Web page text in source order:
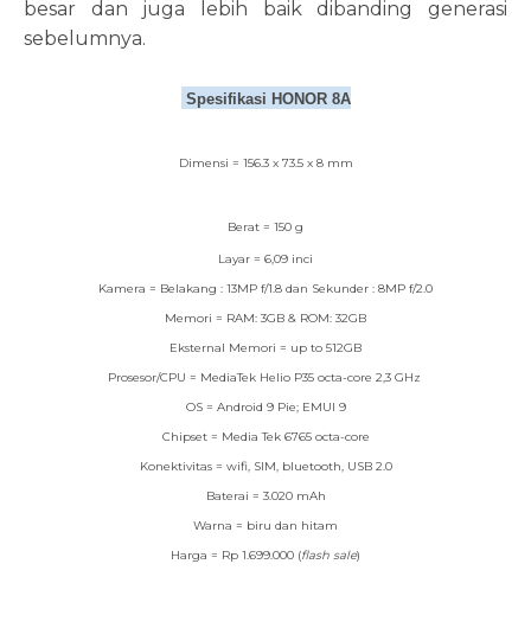
besar dan juga lebih baik dibanding generasi
sebelumnya.
Spesifikasi HONOR 8A
Dimensi = 156.3 x 73.5 x 8 mm
Berat = 150 g
Layar = 6,09 inci
Kamera = Belakang : 13MP f/1.8 dan Sekunder : 8MP f/2.0
Memori = RAM: 3GB & ROM: 32GB
Eksternal Memori = up to 512GB
Prosesor/CPU = MediaTek Helio P35 octa-core 2,3 GHz
OS = Android 9 Pie; EMUI 9
Chipset = Media Tek 6765 octa-core
Konektivitas = wifi, SIM, bluetooth, USB 2.0
Baterai = 3.020 mAh
Warna = biru dan hitam
Harga = Rp 1.699.000 (flash sale)